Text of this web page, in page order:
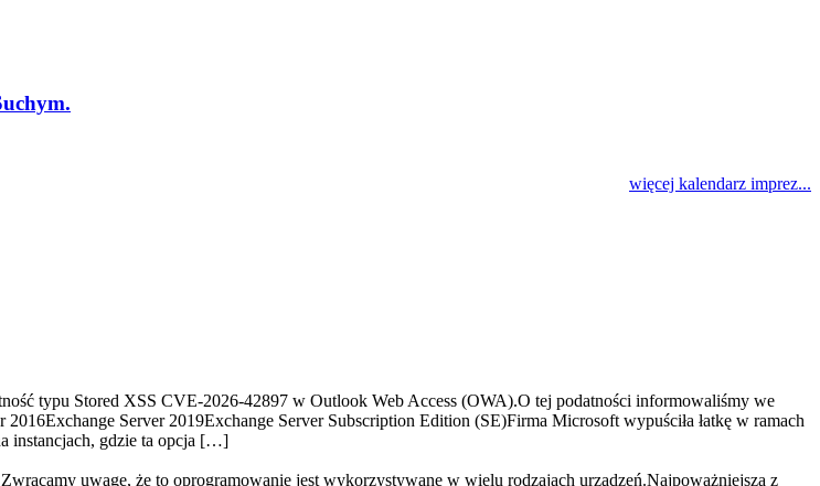
więcej kalendarz imprez...
typu Stored XSS CVE-2026-42897 w Outlook Web Access (OWA).O tej podatności informowaliśmy we
Server 2019Exchange Server Subscription Edition (SE)Firma Microsoft wypuściła łatkę w ramach
instancjach, gdzie ta opcja […]
uwagę, że to oprogramowanie jest wykorzystywane w wielu rodzajach urządzeń.Najpoważniejsza z